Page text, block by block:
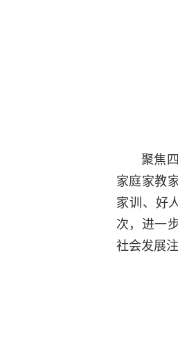
聚焦
家庭家教
家训、好
次，进一
社会发展